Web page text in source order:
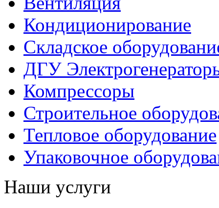
Кондиционирование
Складское
ДГУ
Компрессоры
Строительное
Тепловое оборудование
Упаковочное
Наши услуги